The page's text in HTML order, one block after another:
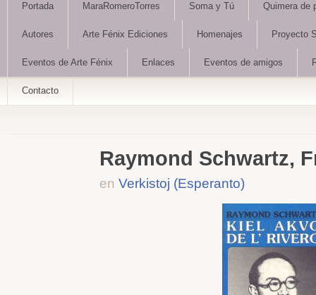
Portada MaraRomeroTorres Soma y Tú Quimera de
Autores Arte Fénix Ediciones Homenajes Proyecto
Eventos de Arte Fénix Enlaces Eventos de amigos
Contacto
Raymond Schwartz,
en Verkistoj (Esperanto)